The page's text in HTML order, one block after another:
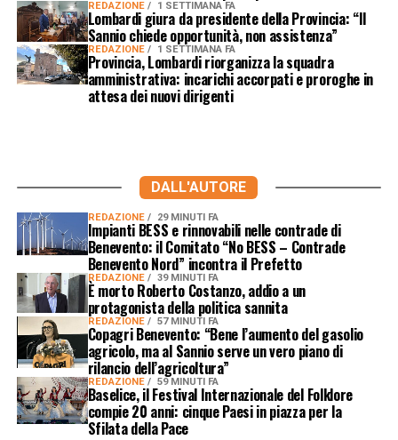
REDAZIONE 1 SETTIMANA FA
Lombardi giura da presidente della Provincia: “Il
Sannio chiede opportunità, non assistenza”
REDAZIONE 1 SETTIMANA FA
Provincia, Lombardi riorganizza la squadra
amministrativa: incarichi accorpati e proroghe in
attesa dei nuovi dirigenti
DALL'AUTORE
REDAZIONE 29 MINUTI FA
Impianti BESS e rinnovabili nelle contrade di
Benevento: il Comitato “No BESS – Contrade
Benevento Nord” incontra il Prefetto
REDAZIONE 39 MINUTI FA
È morto Roberto Costanzo, addio a un
protagonista della politica sannita
REDAZIONE 57 MINUTI FA
Copagri Benevento: “Bene l’aumento del gasolio
agricolo, ma al Sannio serve un vero piano di
rilancio dell’agricoltura”
REDAZIONE 59 MINUTI FA
Baselice, il Festival Internazionale del Folklore
compie 20 anni: cinque Paesi in piazza per la
Sfilata della Pace